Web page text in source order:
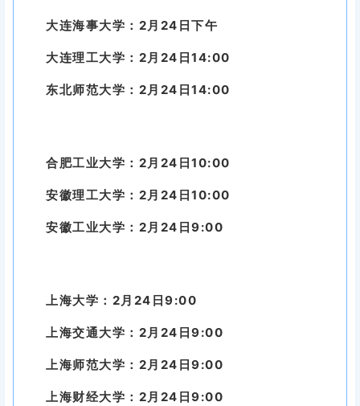
大连海事大学：2月24日下午
大连理工大学：2月24日14:00
东北师范大学：2月24日14:00
合肥工业大学：2月24日10:00
安徽理工大学：2月24日10:00
安徽工业大学：2月24日9:00
上海大学：2月24日9:00
上海交通大学：2月24日9:00
上海师范大学：2月24日9:00
上海财经大学：2月24日9:00